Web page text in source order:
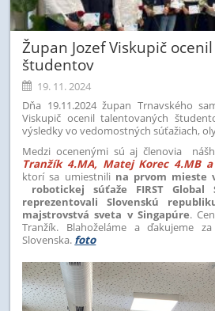
Župan Jozef Viskupič
študentov
19. 11. 2024
Dňa 19.11.2024 župan Trnavského
Viskupič ocenil talentovaných
výsledky vo vedomostných súťažiach,
Medzi ocenenými sú aj členovia
Tranžík 4.MA, Matej Korec 4.MB
ktorí sa umiestnili na prvom mieste
robotickej súťaže FIRST Global
reprezentovali Slovenskú
majstrovstvá sveta v Singapúre.
Tranžík. Blahoželáme a ďakujeme
Slovenska. foto